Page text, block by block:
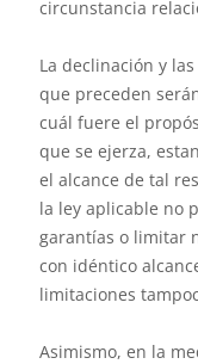
circunstancia
La declinación y
que preceden
cuál fuere el
que se ejerza,
el alcance de tal
la ley aplicable no
garantías o limitar
con idéntico
limitaciones
Asimismo, en la